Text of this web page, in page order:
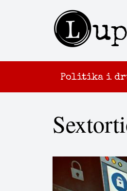
L
Politika i